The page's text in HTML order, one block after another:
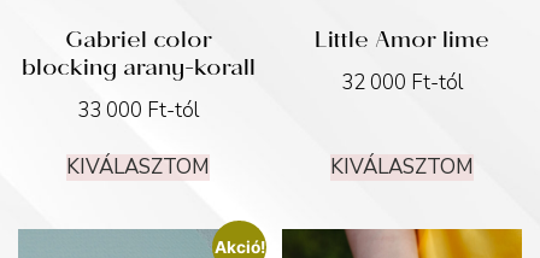
Gabriel color
blocking arany-korall
33 000 Ft-tól
KIVÁLASZTOM
Little Amor lime
32 000 Ft-tól
KIVÁLASZTOM
Akció!